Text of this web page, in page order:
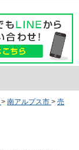
> 南アルプス市 > 売